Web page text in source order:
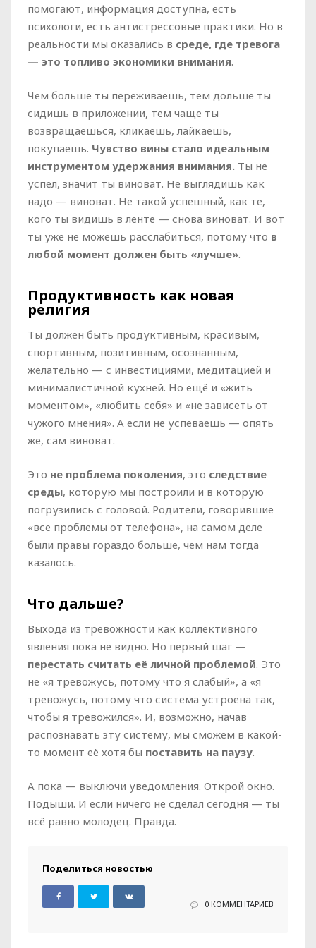
помогают, информация доступна, есть
психологи, есть антистрессовые практики. Но в
реальности мы оказались в среде, где тревога
— это топливо экономики внимания.
Чем больше ты переживаешь, тем дольше ты
сидишь в приложении, тем чаще ты
возвращаешься, кликаешь, лайкаешь,
покупаешь. Чувство вины стало идеальным
инструментом удержания внимания. Ты не
успел, значит ты виноват. Не выглядишь как
надо — виноват. Не такой успешный, как те,
кого ты видишь в ленте — снова виноват. И вот
ты уже не можешь расслабиться, потому что в
любой момент должен быть «лучше».
Продуктивность как новая
религия
Ты должен быть продуктивным, красивым,
спортивным, позитивным, осознанным,
желательно — с инвестициями, медитацией и
минималистичной кухней. Но ещё и «жить
моментом», «любить себя» и «не зависеть от
чужого мнения». А если не успеваешь — опять
же, сам виноват.
Это не проблема поколения, это следствие
среды, которую мы построили и в которую
погрузились с головой. Родители, говорившие
«все проблемы от телефона», на самом деле
были правы гораздо больше, чем нам тогда
казалось.
Что дальше?
Выхода из тревожности как коллективного
явления пока не видно. Но первый шаг —
перестать считать её личной проблемой. Это
не «я тревожусь, потому что я слабый», а «я
тревожусь, потому что система устроена так,
чтобы я тревожился». И, возможно, начав
распознавать эту систему, мы сможем в какой-
то момент её хотя бы поставить на паузу.
А пока — выключи уведомления. Открой окно.
Подыши. И если ничего не сделал сегодня — ты
всё равно молодец. Правда.
Поделиться новостью
0 КОММЕНТАРИЕВ